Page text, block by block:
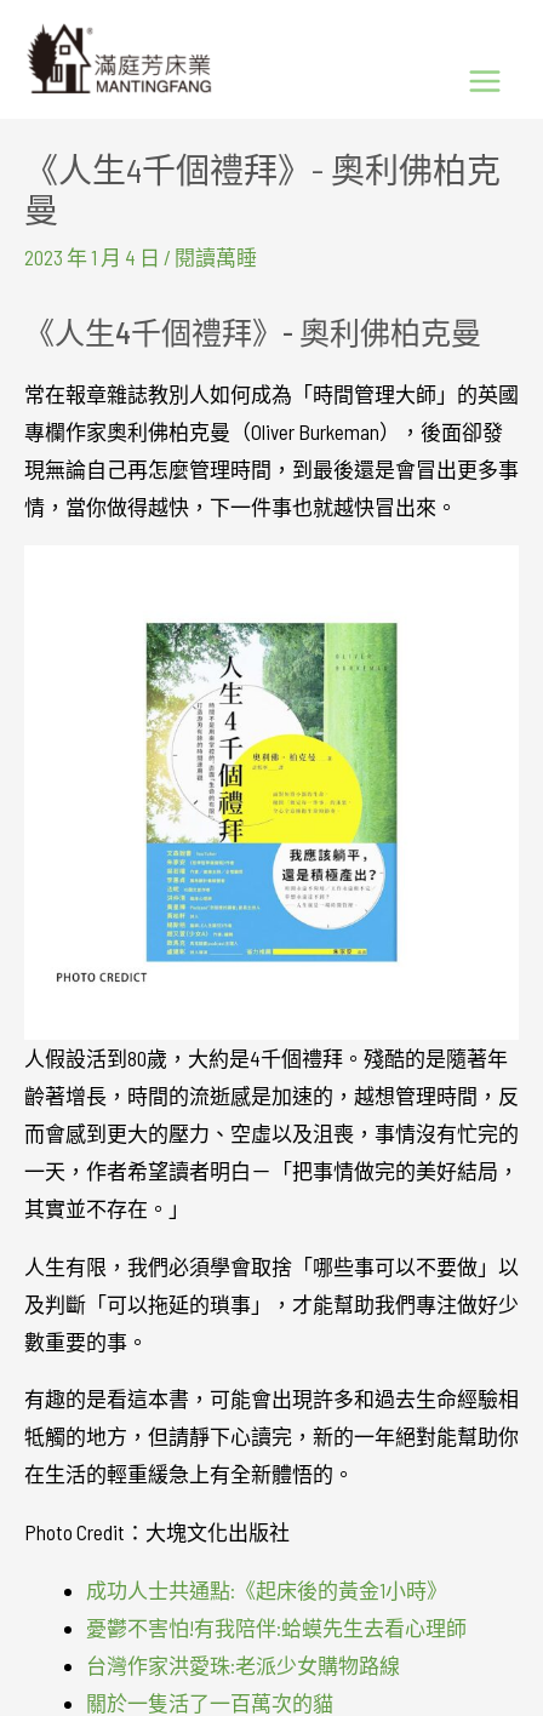
Menu
《人生4千個禮拜》- 奧利佛柏克
曼
2023 年 1 月 4 日 / 閱讀萬睡
《人生4千個禮拜》- 奧利佛柏克曼
常在報章雜誌教別人如何成為「時間管理大師」的英國
專欄作家奧利佛柏克曼（Oliver Burkeman），後面卻發
現無論自己再怎麼管理時間，到最後還是會冒出更多事
情，當你做得越快，下一件事也就越快冒出來。
人假設活到80歲，大約是4千個禮拜。殘酷的是隨著年
齡著增長，時間的流逝感是加速的，越想管理時間，反
而會感到更大的壓力、空虛以及沮喪，事情沒有忙完的
一天，作者希望讀者明白－「把事情做完的美好結局，
其實並不存在。」
人生有限，我們必須學會取捨「哪些事可以不要做」以
及判斷「可以拖延的瑣事」，才能幫助我們專注做好少
數重要的事。
有趣的是看這本書，可能會出現許多和過去生命經驗相
牴觸的地方，但請靜下心讀完，新的一年絕對能幫助你
在生活的輕重緩急上有全新體悟的。
Photo Credit：大塊文化出版社
成功人士共通點:《起床後的黃金1小時》
憂鬱不害怕!有我陪伴:蛤蟆先生去看心理師
台灣作家洪愛珠:老派少女購物路線
關於一隻活了一百萬次的貓